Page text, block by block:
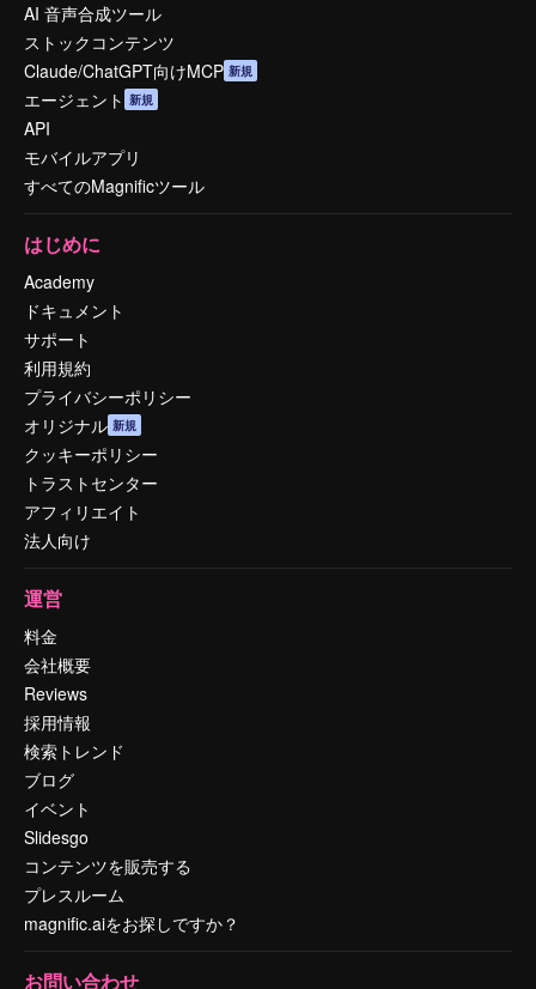
AI 音声合成ツール
ストックコンテンツ
Claude/ChatGPT向けMCP 新規
エージェント 新規
API
モバイルアプリ
すべてのMagnificツール
はじめに
Academy
ドキュメント
サポート
利用規約
プライバシーポリシー
オリジナル 新規
クッキーポリシー
トラストセンター
アフィリエイト
法人向け
運営
料金
会社概要
Reviews
採用情報
検索トレンド
ブログ
イベント
Slidesgo
コンテンツを販売する
プレスルーム
magnific.aiをお探しですか？
お問い合わせ